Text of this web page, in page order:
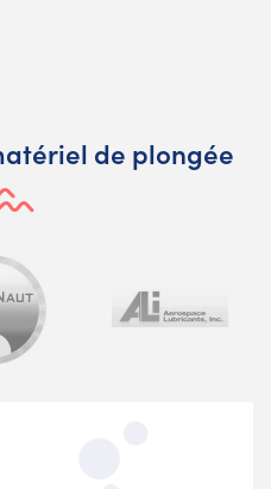
de plongée